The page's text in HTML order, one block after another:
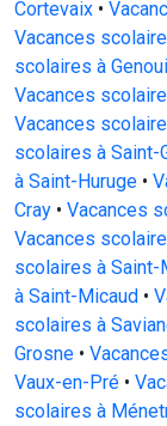
Cortevaix •
Vacances
scolaires à
Vacances
Vacances
scolaires à Saint-
à Saint-Huruge •
Cray • Vacances
Vacances
scolaires à Saint-
à Saint-Micaud •
scolaires à
Grosne •
Vaux-en-Pré •
scolaires à